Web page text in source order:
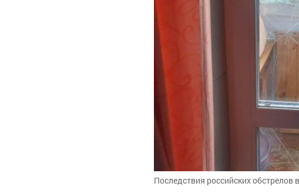
Последствия российских обстрелов